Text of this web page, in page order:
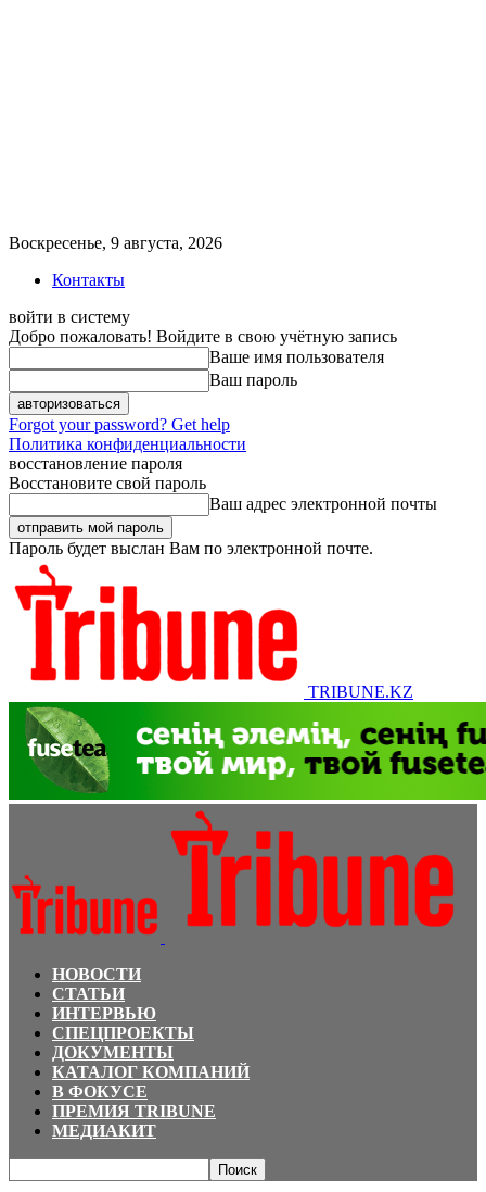
Воскресенье, 9 августа, 2026
Контакты
войти в систему
Добро пожаловать! Войдите в свою учётную запись
Ваше имя пользователя
Ваш пароль
Forgot your password? Get help
Политика конфиденциальности
восстановление пароля
Восстановите свой пароль
Ваш адрес электронной почты
Пароль будет выслан Вам по электронной почте.
TRIBUNE.KZ
НОВОСТИ
СТАТЬИ
ИНТЕРВЬЮ
СПЕЦПРОЕКТЫ
ДОКУМЕНТЫ
КАТАЛОГ КОМПАНИЙ
В ФОКУСЕ
ПРЕМИЯ TRIBUNE
МЕДИАКИТ